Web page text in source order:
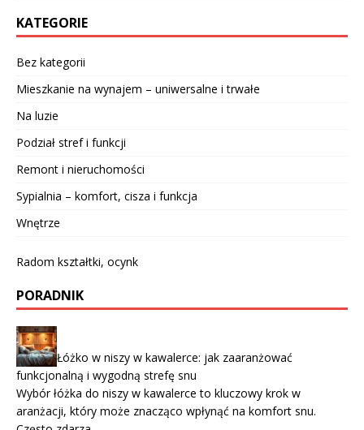
KATEGORIE
Bez kategorii
Mieszkanie na wynajem – uniwersalne i trwałe
Na luzie
Podział stref i funkcji
Remont i nieruchomości
Sypialnia – komfort, cisza i funkcja
Wnętrze
Radom kształtki, ocynk
PORADNIK
Łóżko w niszy w kawalerce: jak zaaranżować
funkcjonalną i wygodną strefę snu
Wybór łóżka do niszy w kawalerce to kluczowy krok w
aranżacji, który może znacząco wpłynąć na komfort snu.